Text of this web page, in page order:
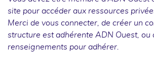
site pour accéder aux ressources
Merci de vous connecter , de créer un
structure est adhérente ADN Ouest, ou
renseignements pour adhérer.